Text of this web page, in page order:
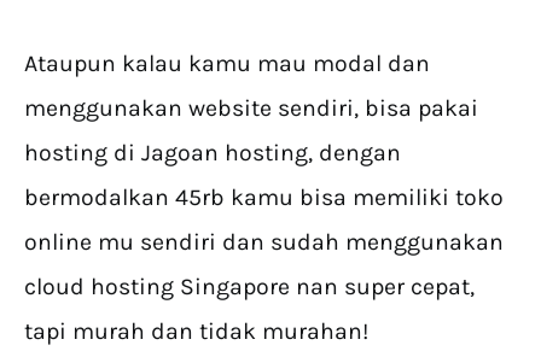
Ataupun kalau kamu mau modal dan
menggunakan website sendiri, bisa pakai
hosting di Jagoan hosting, dengan
bermodalkan 45rb kamu bisa memiliki toko
online mu sendiri dan sudah menggunakan
cloud hosting Singapore nan super cepat,
tapi murah dan tidak murahan!